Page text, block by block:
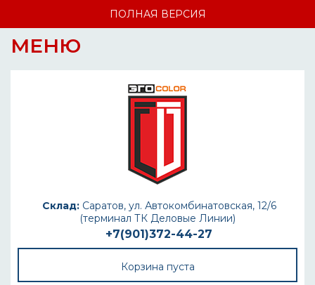
ПОЛНАЯ ВЕРСИЯ
МЕНЮ
Склад:Саратов, ул. Автокомбинатовская, 12/6
(терминал ТК Деловые Линии)
+7(901)372-44-27
Корзина пуста